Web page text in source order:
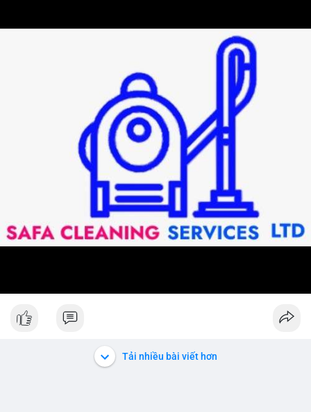
Tải nhiều bài viết hơn